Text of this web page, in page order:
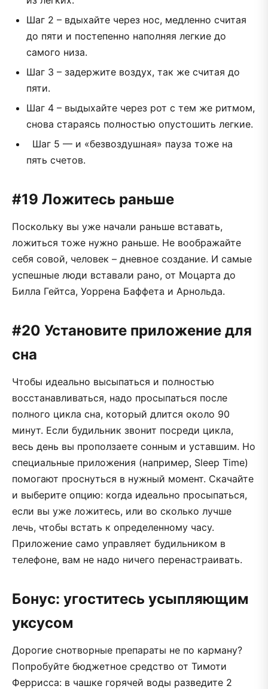
Шаг 2 – вдыхайте через нос, медленно считая
до пяти и постепенно наполняя легкие до
самого низа.
Шаг 3 – задержите воздух, так же считая до
пяти.
Шаг 4 – выдыхайте через рот с тем же ритмом,
снова стараясь полностью опустошить легкие.
Шаг 5 — и «безвоздушная» пауза тоже на
пять счетов.
#19 Ложитесь раньше
Поскольку вы уже начали раньше вставать,
ложиться тоже нужно раньше. Не воображайте
себя совой, человек – дневное создание. И самые
успешные люди вставали рано, от Моцарта до
Билла Гейтса, Уоррена Баффета и Арнольда.
#20 Установите приложение для
сна
Чтобы идеально высыпаться и полностью
восстанавливаться, надо просыпаться после
полного цикла сна, который длится около 90
минут. Если будильник звонит посреди цикла,
весь день вы проползаете сонным и уставшим. Но
специальные приложения (например, Sleep Time)
помогают проснуться в нужный момент. Скачайте
и выберите опцию: когда идеально просыпаться,
если вы уже ложитесь, или во сколько лучше
лечь, чтобы встать к определенному часу.
Приложение само управляет будильником в
телефоне, вам не надо ничего перенастраивать.
Бонус: угоститесь усыпляющим
уксусом
Дорогие снотворные препараты не по карману?
Попробуйте бюджетное средство от Тимоти
Феррисса: в чашке горячей воды разведите 2